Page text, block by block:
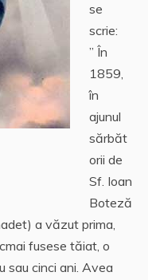
se
scrie:
” În
1859,
în
ajunul
sărbăt
orii de
Sf. Ioan
Boteză
a văzut prima,
fusese tăiat, o
sau cinci ani. Avea